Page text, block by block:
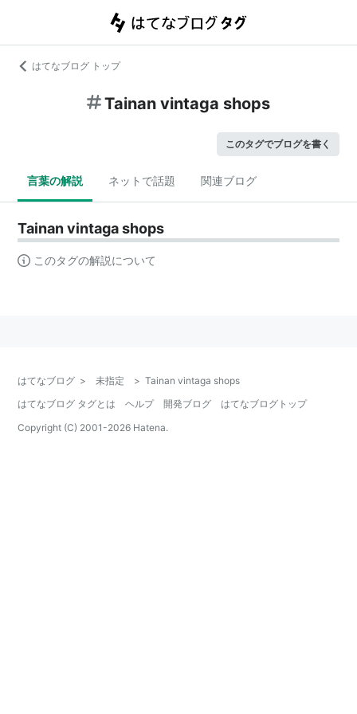
はてなブログ トップ
Tainan vintaga shops
このタグでブログを書く
言葉の解説 ネットで話題 関連ブログ
Tainan vintaga shops
このタグの解説について
はてなブログ > 未指定 > Tainan vintaga shops
はてなブログ タグとは
ヘルプ 開発ブログ
はてなブログトップ
Copyright (C) 2001-2026 Hatena.